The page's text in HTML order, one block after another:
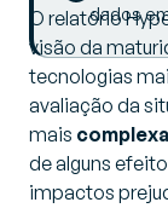
O relatório
visão da
tecnologias
avaliação da
mais
de alguns
impactos
dados